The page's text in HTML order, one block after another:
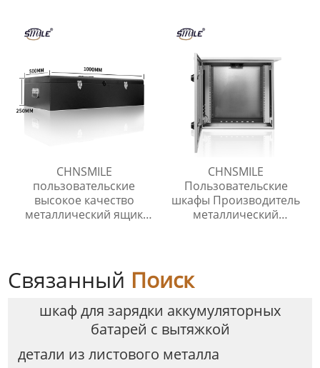
Металлический
углеродистой стали
CHNSMILE
пользовательские
высокое качество
металлический ящик
инструмент ящик для
хранения
CHNSMILE
Пользовательские
шкафы Производитель
металлический
Связанный Поиск
шкаф для зарядки аккумуляторных
батарей с вытяжкой
детали из листового металла